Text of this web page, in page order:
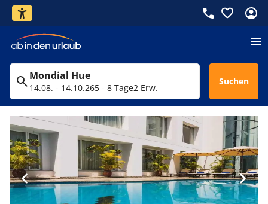
Mondial Hue
14.08. - 14.10.265 - 8 Tage2 Erw.
Suchen